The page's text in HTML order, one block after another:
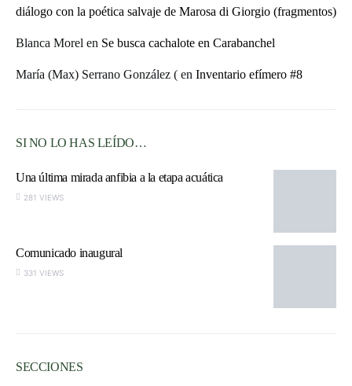
diálogo con la poética salvaje de Marosa di Giorgio (fragmentos)
Blanca Morel en Se busca cachalote en Carabanchel
María (Max) Serrano González ( en Inventario efímero #8
SI NO LO HAS LEÍDO…
Una última mirada anfibia a la etapa acuática
281 VIEWS
Comunicado inaugural
331 VIEWS
SECCIONES